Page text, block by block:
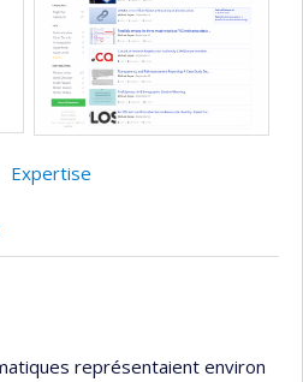
Expertise
représentaient environ